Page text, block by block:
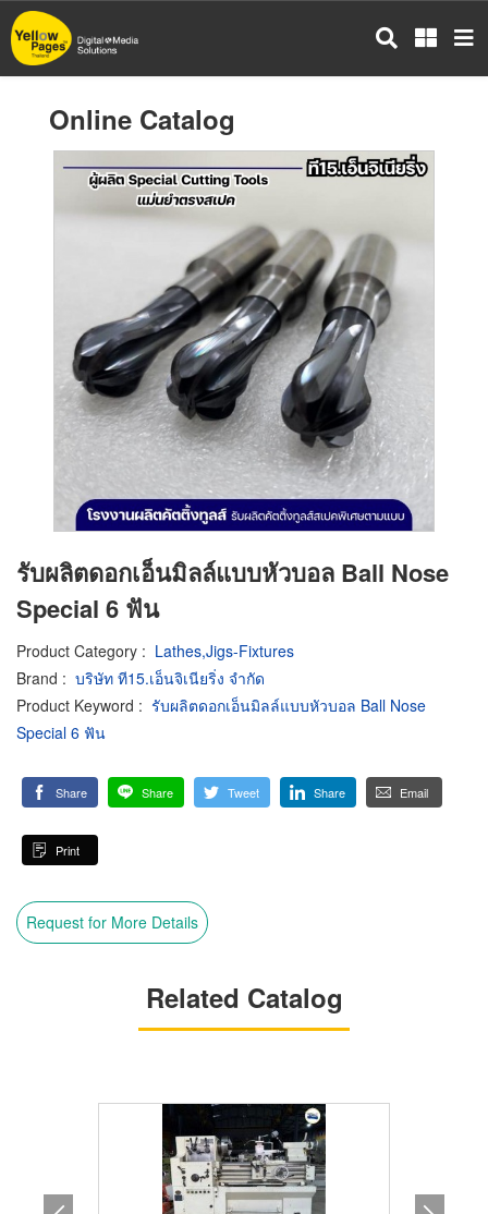
Skip
to
main
Online Catalog
รับผลิตดอกเอ็นมิลล์แบบหัวบอล Ball Nose
Special 6 ฟัน
Product Category : Lathes,Jigs-Fixtures
Brand : บริษัท ที15.เอ็นจิเนียริ่ง จำกัด
Product Keyword : รับผลิตดอกเอ็นมิลล์แบบหัวบอล Ball Nose
Special 6 ฟัน
Share Share Tweet Share Email
Print
Request for More Details
Related Catalog